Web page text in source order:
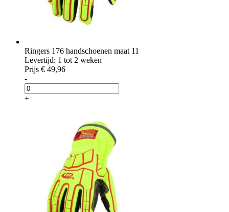
Ringers 176 handschoenen maat 11
Levertijd: 1 tot 2 weken
Prijs € 49,96
-
+